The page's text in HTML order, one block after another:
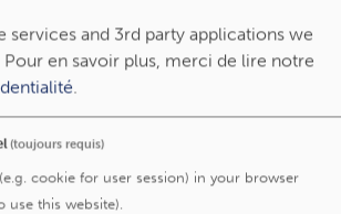
services and 3rd party applications we
Pour en savoir plus, merci de lire notre
.
(toujours requis)
cookie for user session) in your browser
use this website).